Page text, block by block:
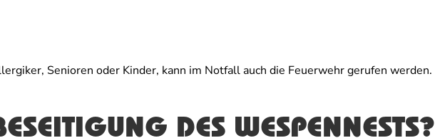
Senioren oder Kinder, kann im Notfall auch die Feuerwehr gerufen werden.
DES WESPENNESTS?